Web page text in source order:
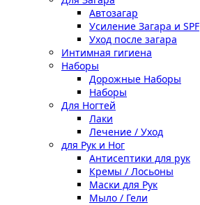
Автозагар
Усиление Загара и SPF
Уход после загара
Интимная гигиена
Наборы
Дорожные Наборы
Наборы
Для Ногтей
Лаки
Лечение / Уход
для Рук и Ног
Антисептики для рук
Кремы / Лосьоны
Маски для Рук
Мыло / Гели